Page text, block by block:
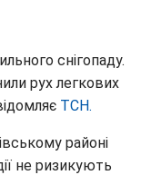
снігопаду.
рух легкових
ТСН.
районі
не ризикують